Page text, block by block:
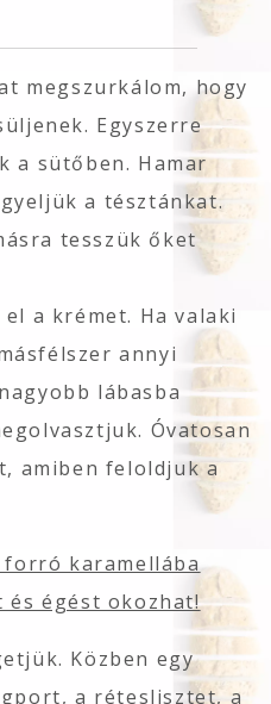
megszurkálom, hogy
Egyszerre
a sütőben. Hamar
a tésztánkat.
tesszük őket
a krémet. Ha valaki
annyi
lábasba
Óvatosan
amiben feloldjuk a
forró karamellába
égést okozhat!
Közben egy
a réteslisztet, a